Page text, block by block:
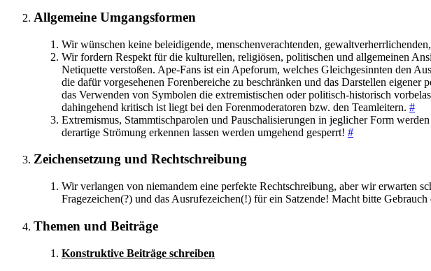
Allgemeine Umgangsformen
Wir wünschen keine beleidigende, menschenverachtenden,
Wir fordern Respekt für die kulturellen, religiösen, politischen und allgemeinen
Netiquette verstoßen. Ape-Fans ist ein Apeforum, welches Gleichgesinnten den
die dafür vorgesehenen Forenbereiche zu beschränken und das Darstellen
das Verwenden von Symbolen die extremistischen oder politisch-historisch
dahingehend kritisch ist liegt bei den Forenmoderatoren bzw. den Teamleitern. #
Extremismus, Stammtischparolen und Pauschalisierungen in jeglicher Form
derartige Strömung erkennen lassen werden umgehend gesperrt! #
Zeichensetzung und Rechtschreibung
Wir verlangen von niemandem eine perfekte Rechtschreibung, aber wir erwarten
Fragezeichen(?) und das Ausrufezeichen(!) für ein Satzende! Macht bitte Gebrauch
Themen und Beiträge
Konstruktive Beiträge schreiben